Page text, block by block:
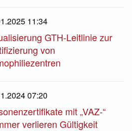
11:34
GTH-Leitlinie zur
von
07:20
mit „VAZ-“
verlieren Gültigkeit